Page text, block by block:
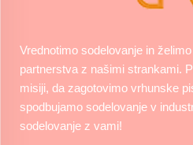
Vrednotimo sodelovanje in
partnerstva z našimi strankami.
misiji, da zagotovimo vrhunske
spodbujamo sodelovanje v
sodelovanje z vami!